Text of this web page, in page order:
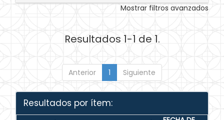
Mostrar filtros avanzados
Resultados 1-1 de 1.
Anterior 1 Siguiente
Resultados por ítem: